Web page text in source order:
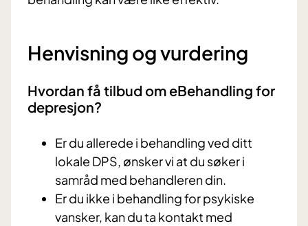
Henvisning og vurdering
Hvordan få tilbud om eBehandling for
depresjon?
Er du allerede i behandling ved ditt
lokale DPS, ønsker vi at du søker i
samråd med behandleren din.
Er du ikke i behandling for psykiske
vansker, kan du ta kontakt med